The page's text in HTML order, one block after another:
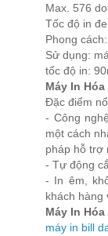
Max. 576
Tốc độ in
Phong
Sử dụng:
tốc độ in:
Máy In
Đặc điểm
- Công
một cách
pháp hỗ trợ
- Tự động
- In êm,
khách hàng
Máy In
máy in bill